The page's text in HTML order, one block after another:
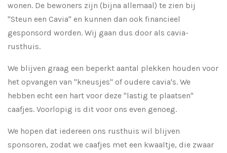
wonen. De bewoners zijn (bijna allemaal) te zien bij
"Steun een Cavia" en kunnen dan ook financieel
gesponsord worden. Wij gaan dus door als cavia-
rusthuis.
We blijven graag een beperkt aantal plekken houden voor
het opvangen van "kneusjes" of oudere cavia's. We
hebben echt een hart voor deze "lastig te plaatsen"
caafjes. Voorlopig is dit voor ons even genoeg.
We hopen dat iedereen ons rusthuis wil blijven
sponsoren, zodat we caafjes met een kwaaltje, die zwaar